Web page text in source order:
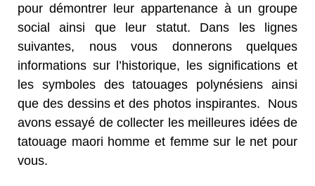
pour démontrer leur appartenance à un groupe
social ainsi que leur statut. Dans les lignes
suivantes, nous vous donnerons quelques
informations sur l’historique, les significations et
les symboles des tatouages polynésiens ainsi
que des dessins et des photos inspirantes. Nous
avons essayé de collecter les meilleures idées de
tatouage maori homme et femme sur le net pour
vous.